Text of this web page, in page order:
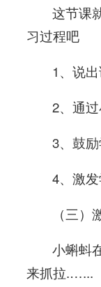
这节课
习过程吧
1、说
2、通
3、鼓
4、激
（三）
小蝌蚪
来抓拉.…...